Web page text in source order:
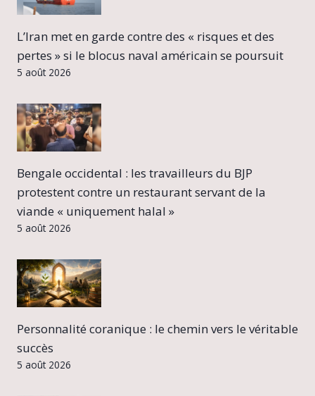
L’Iran met en garde contre des « risques et des
pertes » si le blocus naval américain se poursuit
5 août 2026
Bengale occidental : les travailleurs du BJP
protestent contre un restaurant servant de la
viande « uniquement halal »
5 août 2026
Personnalité coranique : le chemin vers le véritable
succès
5 août 2026